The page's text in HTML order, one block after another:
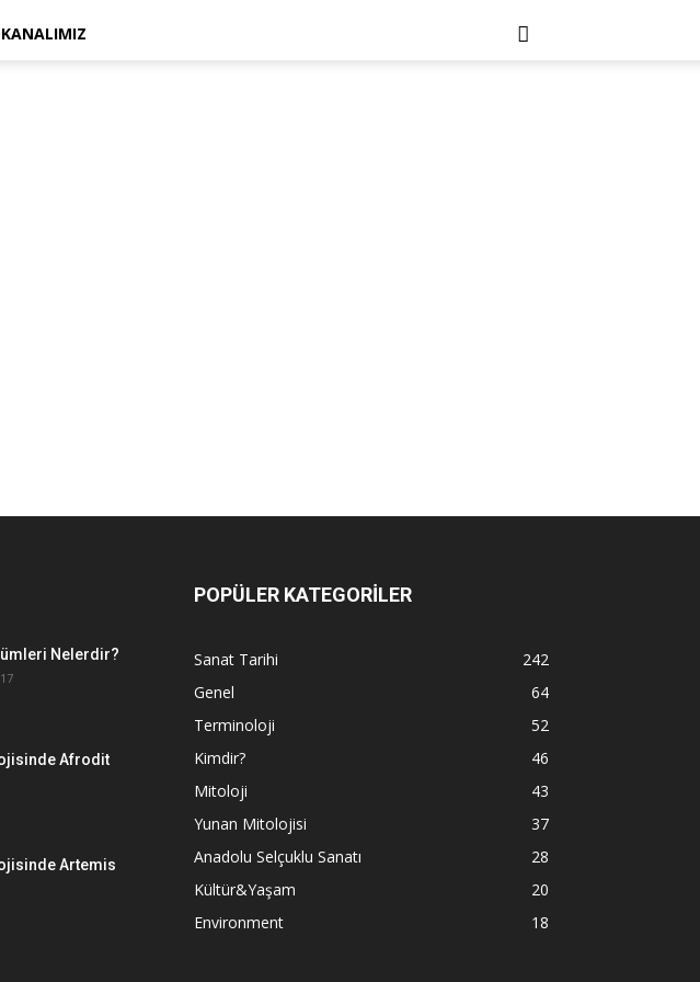
Nelerdir?
Afrodit
Artemis
POPÜLER KATEGORİLER
Sanat Tarihi
242
Genel
64
Terminoloji
52
Kimdir?
46
Mitoloji
43
Yunan Mitolojisi
37
Anadolu Selçuklu Sanatı
28
Kültür&Yaşam
20
Environment
18